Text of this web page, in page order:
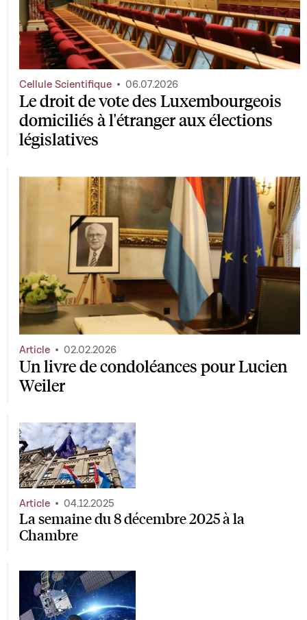
Le droit de vote des Luxembourgeois
domiciliés à l'étranger aux élections
législatives
Cellule Scientifique 06.07.2026
Un livre de condoléances pour Lucien
Weiler
Article 02.02.2026
La semaine du 8 décembre 2025 à la
Chambre
Article 04.12.2025